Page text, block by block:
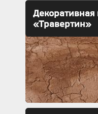
Декоративная
«Травертин»